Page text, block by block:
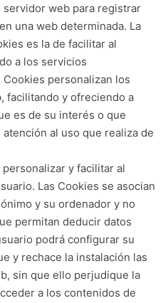
web para registrar
una web determinada. La
es la de facilitar al
a los servicios
personalizan los
facilitando y ofreciendo a
es de su interés o que
al uso que realiza de
y facilitar al
Las Cookies se asocian
y su ordenador y no
permitan deducir datos
podrá configurar su
y rechace la instalación las
sin que ello perjudique la
a los contenidos de